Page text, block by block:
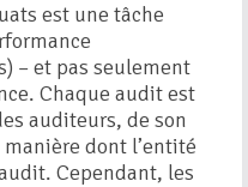
est une tâche
– et pas seulement
Chaque audit est
auditeurs, de son
dont l’entité
Cependant, les